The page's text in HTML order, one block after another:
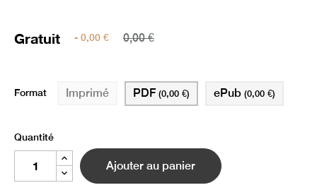
Gratuit - 0,00 € 0,00 €
Format Imprimé ePub (0,00 €)
PDF (0,00 €)
Quantité
Ajouter au panier